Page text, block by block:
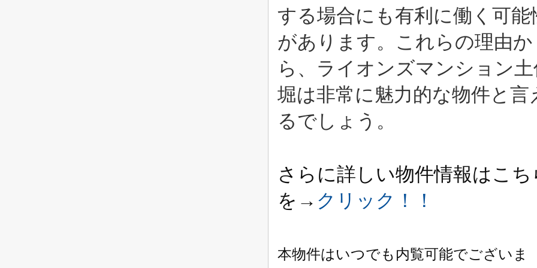
する場合にも有利に働く可能
があります。これらの理由か
ら、ライオンズマンション土
堀は非常に魅力的な物件と言
るでしょう。
さらに詳しい物件情報はこち
を→ クリック！！
本物件はいつでも内覧可能でございま